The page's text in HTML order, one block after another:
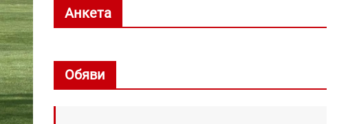
Анкета
Обяви